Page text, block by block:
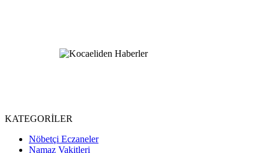
KATEGORİLER
Nöbetçi Eczaneler
Namaz Vakitleri